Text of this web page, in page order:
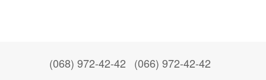
(068) 972-42-42 (066) 972-42-42